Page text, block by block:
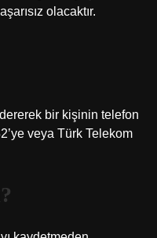
olacaktır.
bir kişinin telefon
veya Türk Telekom